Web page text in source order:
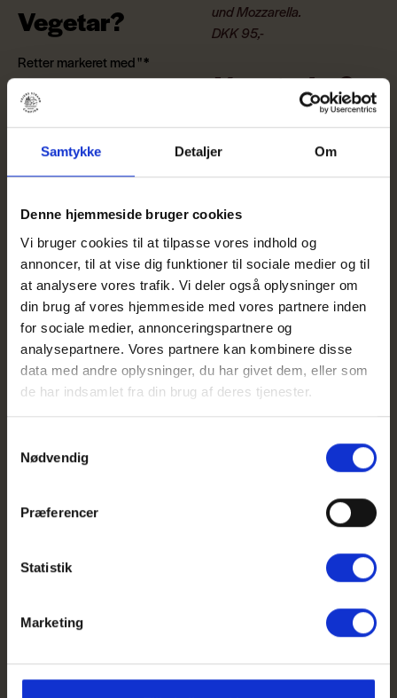
Samtykke Detaljer Om
Denne hjemmeside bruger cookies
Vi bruger cookies til at tilpasse vores indhold og
annoncer, til at vise dig funktioner til sociale medier og til
at analysere vores trafik. Vi deler også oplysninger om
din brug af vores hjemmeside med vores partnere inden
for sociale medier, annonceringspartnere og
analysepartnere. Vores partnere kan kombinere disse
data med andre oplysninger, du har givet dem, eller som
de har indsamlet fra din brug af deres tjenester.
Nødvendig
Præferencer
Statistik
Marketing
Vegetar?
Retter markeret med "*
"laves som vegetar ret.
und Mozzarella.
DKK 95,-
Vegetarier?
Gerichte mit dem "*" sind
vegetarisch.
Ved Vejers Strand er lystfiskeri i højsædet. Når du